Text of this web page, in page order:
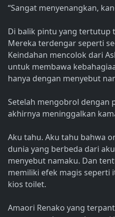
“Sangat menyenangkan,
Di balik pintu yang tertutup
Mereka terdengar seperti
Keindahan mencolok dari
untuk membawa
hanya dengan menyebut
Setelah mengobrol dengan
akhirnya meninggalkan
Aku tahu. Aku tahu bahwa
dunia yang berbeda dari
menyebut namaku. Dan
memiliki efek magis seperti
kios toilet.
Amaori Renako yang